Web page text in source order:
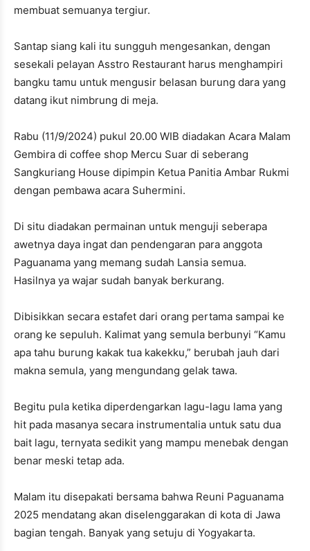
membuat semuanya tergiur.
Santap siang kali itu sungguh mengesankan, dengan
sesekali pelayan Asstro Restaurant harus menghampiri
bangku tamu untuk mengusir belasan burung dara yang
datang ikut nimbrung di meja.
Rabu (11/9/2024) pukul 20.00 WIB diadakan Acara Malam
Gembira di coffee shop Mercu Suar di seberang
Sangkuriang House dipimpin Ketua Panitia Ambar Rukmi
dengan pembawa acara Suhermini.
Di situ diadakan permainan untuk menguji seberapa
awetnya daya ingat dan pendengaran para anggota
Paguanama yang memang sudah Lansia semua.
Hasilnya ya wajar sudah banyak berkurang.
Dibisikkan secara estafet dari orang pertama sampai ke
orang ke sepuluh. Kalimat yang semula berbunyi “Kamu
apa tahu burung kakak tua kakekku,” berubah jauh dari
makna semula, yang mengundang gelak tawa.
Begitu pula ketika diperdengarkan lagu-lagu lama yang
hit pada masanya secara instrumentalia untuk satu dua
bait lagu, ternyata sedikit yang mampu menebak dengan
benar meski tetap ada.
Malam itu disepakati bersama bahwa Reuni Paguanama
2025 mendatang akan diselenggarakan di kota di Jawa
bagian tengah. Banyak yang setuju di Yogyakarta.